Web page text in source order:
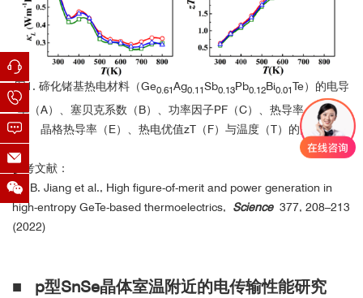
图1. 碲化锗基热电材料（Ge0.61Ag0.11Sb0.13Pb0.12Bi0.01Te）的电导
率（A）、塞贝克系数（B）、功率因子PF（C）、热导率（D）、
晶格热导率（E）、热电优值zT（F）与温度（T）的关系
参考文献：
[1] B. Jiang et al., High figure-of-merit and power generation in
high-entropy GeTe-based thermoelectrics, Science377, 208–213
(2022)
■ p型SnSe晶体室温附近的电传输性能研究